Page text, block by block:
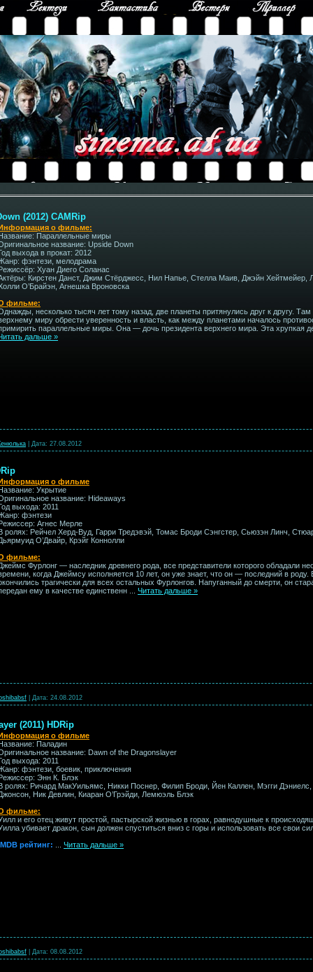
(2012) CAMRip
о фильме:
Параллельные миры
название: Upside Down
выхода в прокат: 2012
фэнтези, мелодрама
Хуан Диего Соланас
Кирстен Данст, Джим Стёрджесс, Нил Напье, Стелла Маив, Джэйн Хейтмейер,
О’Брайэн, Агнешка Вроновска
фильме:
несколько тысяч лет тому назад, две планеты притянулись друг к другу.
миру обрести уверенность и власть, как между планетами началось
параллельные миры. Она — дочь президента верхнего мира. Эта хрупкая
дальше »
Дата: 27.08.2012
о фильме
Укрытие
название: Hideaways
выхода: 2011
фэнтези
Агнес Мерле
ролях: Рейчел Херд-Вуд, Гарри Тредэвэй, Томас Броди Сэнгстер, Сьюзэн Линч,
О’Двайр, Крэйг Коннолли
фильме:
Фурлонг — наследник древнего рода, все представители которого обладали
когда Джеймсу исполняется 10 лет, он уже знает, что он — последний в
трагически для всех остальных Фурлонгов. Напуганный до смерти, он
ему в качестве единственн
Читать дальше »
Дата: 24.08.2012
(2011) HDRip
о фильме
Паладин
название: Dawn of the Dragonslayer
выхода: 2011
фэнтези, боевик, приключения
Энн К. Блэк
ролях: Ричард МакУильямс, Никки Поснер, Филип Броди, Йен Каллен, Мэгги
Ник Девлин, Киаран О’Грэйди, Лемюэль Блэк
фильме:
и его отец живут простой, пастырской жизнью в горах, равнодушные к
убивает дракон, сын должен спуститься вниз с горы и использовать все свои
рейтинг:
Читать дальше »
Дата: 08.08.2012